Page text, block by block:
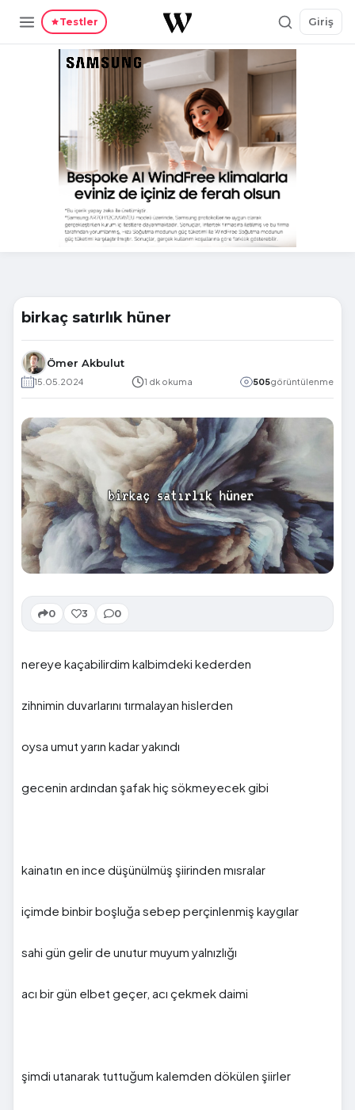
Testler Giriş
birkaç satırlık hüner
Ömer Akbulut
15.05.2024 1 dk okuma 505görüntülenme
0 3 0
nereye kaçabilirdim kalbimdeki kederden
zihnimin duvarlarını tırmalayan hislerden
oysa umut yarın kadar yakındı
gecenin ardından şafak hiç sökmeyecek gibi
kainatın en ince düşünülmüş şiirinden mısralar
içimde binbir boşluğa sebep perçinlenmiş kaygılar
sahi gün gelir de unutur muyum yalnızlığı
acı bir gün elbet geçer, acı çekmek daimi
şimdi utanarak tuttuğum kalemden dökülen şiirler